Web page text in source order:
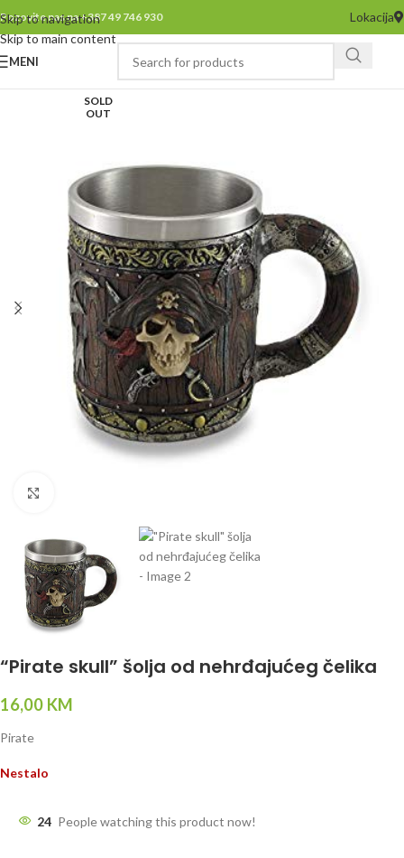
Skip to navigation
Skip to main content
Pozovite nas na +387 49 746 930 Lokacija
MENI
SOLD
OUT
“Pirate skull” šolja od nehrđajućeg čelika
16,00 KM
Pirate
Nestalo
24 People watching this product now!